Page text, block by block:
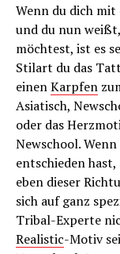
Wenn du dich
und du nun
möchtest, ist es
Stilart du das
einenKarpfen
Asiatisch,
oder das
Newschool.
entschieden
eben dieser
sich auf ganz
Tribal-Experte
Realistic-Motiv